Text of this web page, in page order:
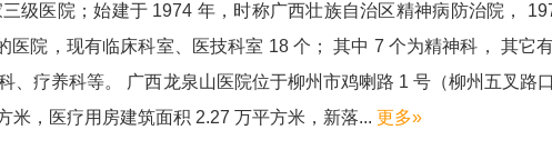
级医院；始建于 1974 年，时称广西壮族自治区精神病防治院，
医院，现有临床科室、医技科室 18 个； 其中 7 个为精神科， 其它
、疗养科等。 广西龙泉山医院位于柳州市鸡喇路 1 号（柳州五叉路
米，医疗用房建筑面积 2.27 万平方米，新落... 更多»